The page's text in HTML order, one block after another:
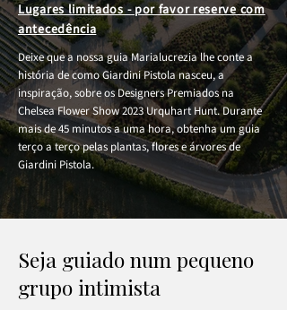
Lugares limitados - por favor reserve com
antecedência
Deixe que a nossa guia Marialucrezia lhe conte a
história de como Giardini Pistola nasceu, a
inspiração, sobre os Designers Premiados na
Chelsea Flower Show 2023 Urquhart Hunt. Durante
mais de 45 minutos a uma hora, obtenha um guia
terço a terço pelas plantas, flores e árvores de
Giardini Pistola.
Seja guiado num pequeno
grupo intimista